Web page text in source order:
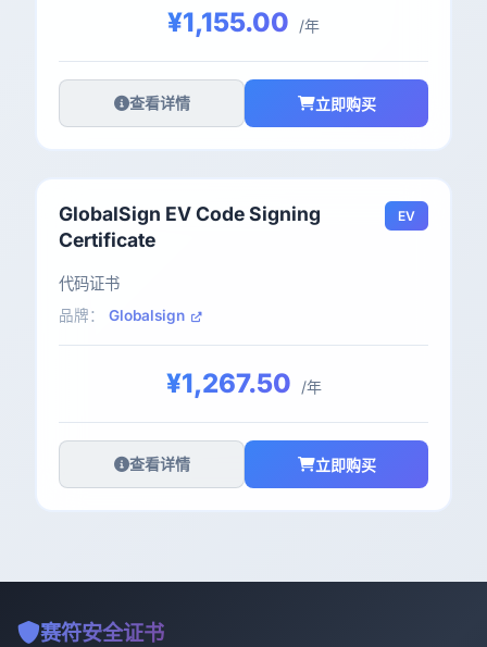
¥1,155.00 /年
查看详情 立即购买
GlobalSign EV Code Signing
Certificate
EV
代码证书
品牌： Globalsign
¥1,267.50 /年
查看详情 立即购买
赛符安全证书